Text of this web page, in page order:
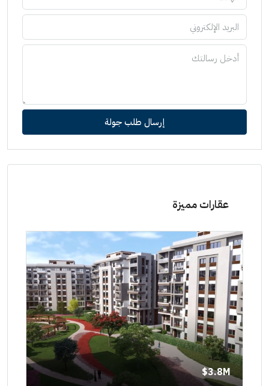
إرسال طلب جولة
عقارات مميزة
3.8M$